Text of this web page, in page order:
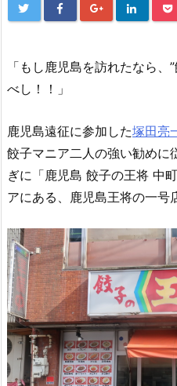
「もし鹿児島を訪れたなら、
べし！！」
鹿児島遠征に参加した塚田亮
餃子マニア二人の強い勧めに
ぎに「鹿児島 餃子の王将 中
アにある、鹿児島王将の一号